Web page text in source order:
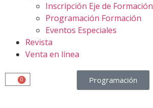
Inscripción Eje de Formación
Programación Formación
Eventos Especiales
Revista
Venta en línea
Programación
0